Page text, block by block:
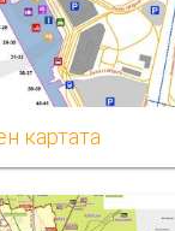
картата